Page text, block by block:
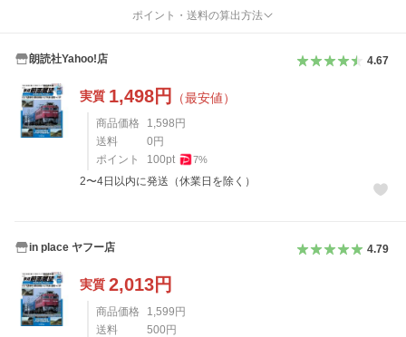
ポイント・送料の算出方法
朗読社Yahoo!店 4.67
実質 1,498円 （最安値）
商品価格 1,598 円
送料
0 円
ポイント
100pt 7%
2〜4日以内に発送（休業日を除く）
in place ヤフー店 4.79
実質 2,013円
商品価格 1,599 円
送料
500 円